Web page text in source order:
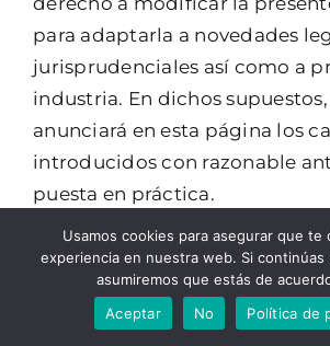
para adaptarla a novedades
jurisprudenciales así como a
industria. En dichos
anunciará en esta página los
introducidos con razonable
puesta en práctica.
Usamos cookies para asegurar que te
experiencia en nuestra web. Si
asumiremos que estás de
Aceptar
No Política de